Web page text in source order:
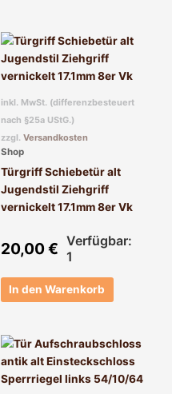
inkl. MwSt. (differenzbesteuert
nach §25a UStG.)
zzgl. Versandkosten
Shop
Türgriff Schiebetür alt
Jugendstil Ziehgriff
vernickelt 17.1mm 8er Vk
20,00€ Verfügbar:
1
In den Warenkorb